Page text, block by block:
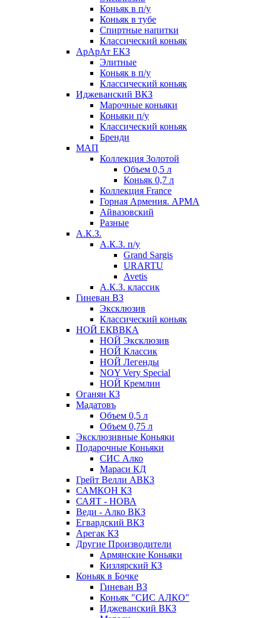
Коньяк в п/у
Коньяк в тубе
Спиртные напитки
Классический коньяк
АрАрАт ЕКЗ
Элитные
Коньяк в п/у
Классический коньяк
Иджеванский ВКЗ
Марочные коньяки
Коньяки п/у
Классический коньяк
Бренди
МАП
Коллекция Золотой
Объем 0,5 л
Коньяк 0,7 л
Коллекция France
Горная Армения. АРМА
Айвазовский
Разные
А.К.З.
А.К.З. п/у
Grand Sargis
URARTU
Avetis
А.К.З. классик
Гиневан ВЗ
Эксклюзив
Классический коньяк
НОЙ ЕКВВКА
НОЙ Эксклюзив
НОЙ Классик
НОЙ Легенды
NOY Very Speсial
НОЙ Кремлин
Оганян КЗ
Мадатовъ
Объем 0,5 л
Объем 0,75 л
Эксклюзивные Коньяки
Подарочные Коньяки
СИС Алко
Мараси КД
Грейт Велли АВКЗ
САМКОН КЗ
САЯТ - НОВА
Веди - Алко ВКЗ
Егвардский ВКЗ
Арегак КЗ
Другие Производители
Армянские Коньяки
Кизлярский КЗ
Коньяк в Бочке
Гиневан ВЗ
Коньяк "СИС АЛКО"
Иджеванский ВКЗ